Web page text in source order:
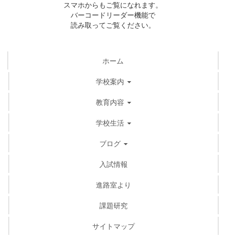
スマホからもご覧になれます。
バーコードリーダー機能で
読み取ってご覧ください。
ホーム
学校案内
教育内容
学校生活
ブログ
入試情報
進路室より
課題研究
サイトマップ